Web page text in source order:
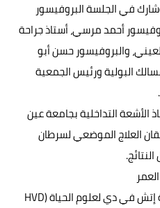
في الجلسة البروفيسور
أحمد مرسي، أستاذ جراحة
والبروفيسور حسن أبو
البولية ورئيس الجمعية
الأشعة التداخلية بجامعة عين
العلاج الموضعي لسرطان
ناقشت جلسة علمية برعاية شركة إتش في دي لعلوم الحياة (HVD